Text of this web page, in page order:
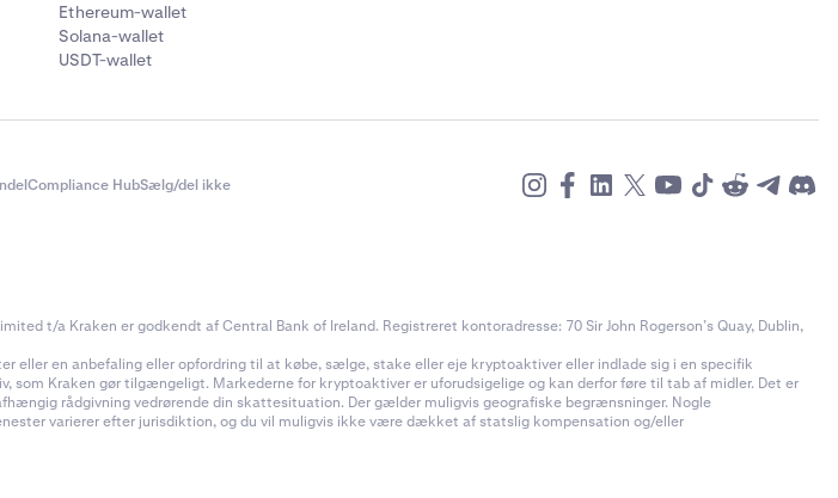
i Plaid. Du skal kun udføre
Ethereum-wallet
Solana-wallet
USDT-wallet
Compliance HubSælg/del ikke
t/a Kraken er godkendt af Central Bank of Ireland. Registreret kontoradresse: 70 Sir John Rogerson’s Quay, Dublin,
eller en anbefaling eller opfordring til at købe, sælge, stake eller eje kryptoaktiver eller indlade sig i en specifik
Kraken gør tilgængeligt. Markederne for kryptoaktiver er uforudsigelige og kan derfor føre til tab af midler. Det er
rådgivning vedrørende din skattesituation. Der gælder muligvis geografiske begrænsninger. Nogle
varierer efter jurisdiktion, og du vil muligvis ikke være dækket af statslig kompensation og/eller